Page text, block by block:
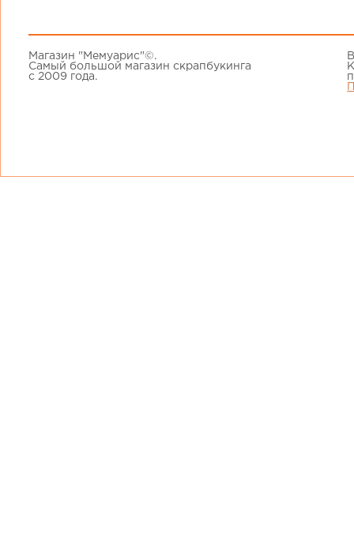
Магазин "Мемуарис"©.
Самый большой магазин скрапбукинга
с 2009 года.